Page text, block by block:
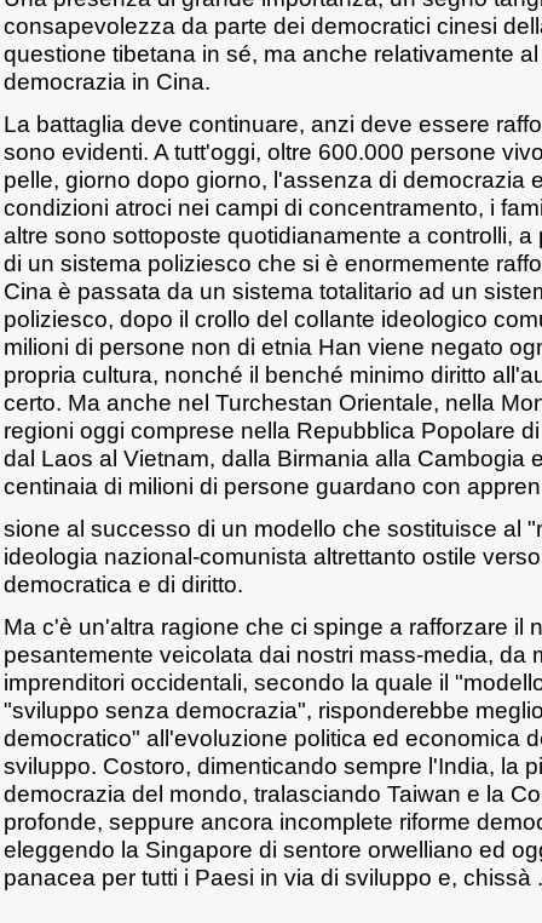
consapevolezza da parte dei democratici cinesi
questione tibetana in sé, ma anche relativamente
democrazia in Cina.
La battaglia deve continuare, anzi deve essere
sono evidenti. A tutt'oggi, oltre 600.000 persone
pelle, giorno dopo giorno, l'assenza di democrazia
condizioni atroci nei campi di concentramento, i
altre sono sottoposte quotidianamente a controlli,
di un sistema poliziesco che si è enormemente
Cina è passata da un sistema totalitario ad un
poliziesco, dopo il crollo del collante ideologico
milioni di persone non di etnia Han viene negato
propria cultura, nonché il benché minimo diritto
certo. Ma anche nel Turchestan Orientale, nella
regioni oggi comprese nella Repubblica Popolare
dal Laos al Vietnam, dalla Birmania alla Cambogia
centinaia di milioni di persone guardano con appren
sione al successo di un modello che sostituisce al
ideologia nazional-comunista altrettanto ostile
democratica e di diritto.
Ma c'è un'altra ragione che ci spinge a rafforzare il
pesantemente veicolata dai nostri mass-media, da
imprenditori occidentali, secondo la quale il
"sviluppo senza democrazia", risponderebbe
democratico" all'evoluzione politica ed economica
sviluppo. Costoro, dimenticando sempre l'India, la
democrazia del mondo, tralasciando Taiwan e la
profonde, seppure ancora incomplete riforme
eleggendo la Singapore di sentore orwelliano ed
panacea per tutti i Paesi in via di sviluppo e, chissà